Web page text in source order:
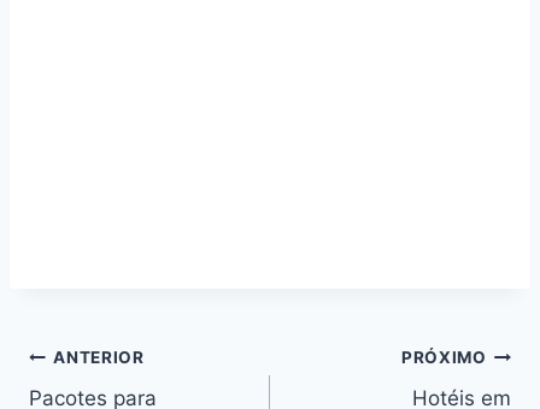
Navegação
ANTERIOR
Pacotes para
PRÓXIMO
Hotéis em